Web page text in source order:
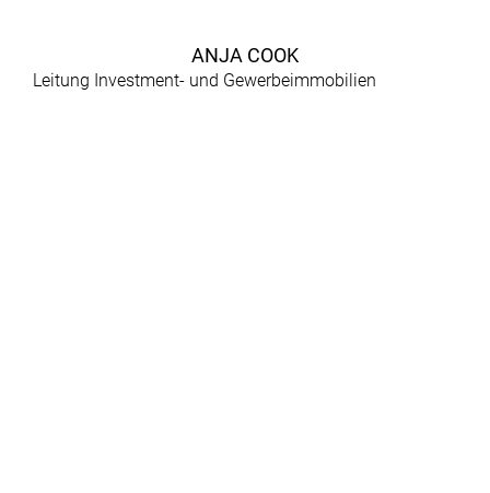
ANJA COOK
Leitung Investment- und Gewerbeimmobilien